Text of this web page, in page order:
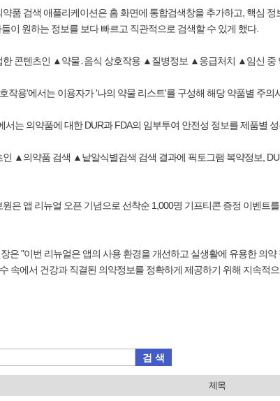
품 검색 애플리케이션은 홈 화면에 통합검색창을 추가하고, 핵심
이 원하는 정보를 보다 빠르고 직관적으로 검색할 수 있게 했다.
한 콘텐츠인 ▲약물․음식 상호작용 ▲질병정보 ▲응급처치 ▲임신 중
작용'에서는 이용자가 '나의 약물 리스트'를 구성해 해당 약품별 주의
서는 의약품에 대한 DUR과 FDA의 임부투여 안전성 정보를 제품별
인 ▲의약품 검색 ▲낱알식별검색 검색 결과에 픽토그램 복약정보,
은 앱 리뉴얼 오픈 기념으로 선착순 1,000명 기프티콘 증정 이벤트
은 "이번 리뉴얼은 앱의 사용 환경을 개선하고 실생활에 유용한 의
속에서 건강과 직결된 의약정보를 정확하게 제공하기 위해 지속적
검 색
제목